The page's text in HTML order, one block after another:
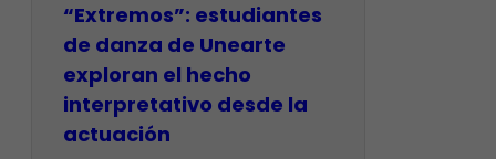
“Extremos”: estudiantes
de danza de Unearte
exploran el hecho
interpretativo desde la
actuación